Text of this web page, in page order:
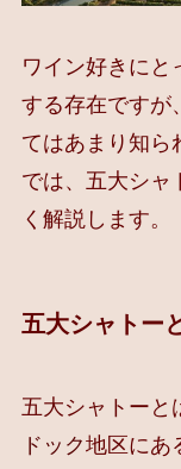
ワイン好きにと
する存在ですが
てはあまり知ら
では、五大シャ
く解説します。
五大シャトー
五大シャトーと
ドック地区にあ